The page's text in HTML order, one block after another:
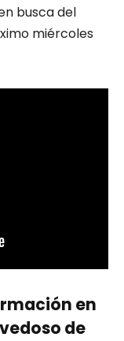
busca del
miércoles
en
de